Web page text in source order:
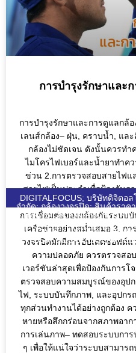
DIGITALFOCUS; บริษัทดิจิตอ
จำกัด; กล้องวงจรปิด; สินค้าราค
HIKVISION; UNIARCH;
WULIAN; ZKTECO; DJI;
SEAGATE; VIVOTEK;
DGF; SOLAR;
การบำรุงรักษาและ
การบำรุงรักษาและการดูแลกล้
เลนส์กล้อง– ฝุ่น, คราบน้ำ, แล
กล้องไม่ชัดเจน ดังนั้นควรทำ
ไมโครไฟเบอร์และน้ำยาทำค
ข่วน 2.การตรวจสอบสายไฟแ
สายไฟเป็นประจำเพื่อป้องกันก
ทำให้กล้องทำงานไม่เต็มประ
การเชื่อมต่อของกล้องกับระบบ
เครือข่ายอย่างสม่ำเสมอ 3. ก
วงจรปิดมักมีการอัปเดตซอฟต์
ความปลอดภัย ควรตรวจสอ
เวอร์ชันล่าสุดเพื่อป้องกันการโ
ตรวจสอบความสมบูรณ์ของอุป
ไฟ, ระบบบันทึกภาพ, และอุปกร
ทุกส่วนทำงานได้อย่างถูกต้อง ค
หายหรือสึกกร่อนจากสภาพอา
การเล่นภาพ– ทดสอบระบบกา
ๆ เพื่อให้แน่ใจว่าระบบสามาร